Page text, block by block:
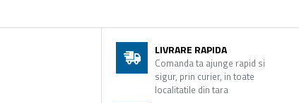
LIVRARE RAPIDA
Comanda ta ajunge rapid si
sigur, prin curier, in toate
localitatile din tara